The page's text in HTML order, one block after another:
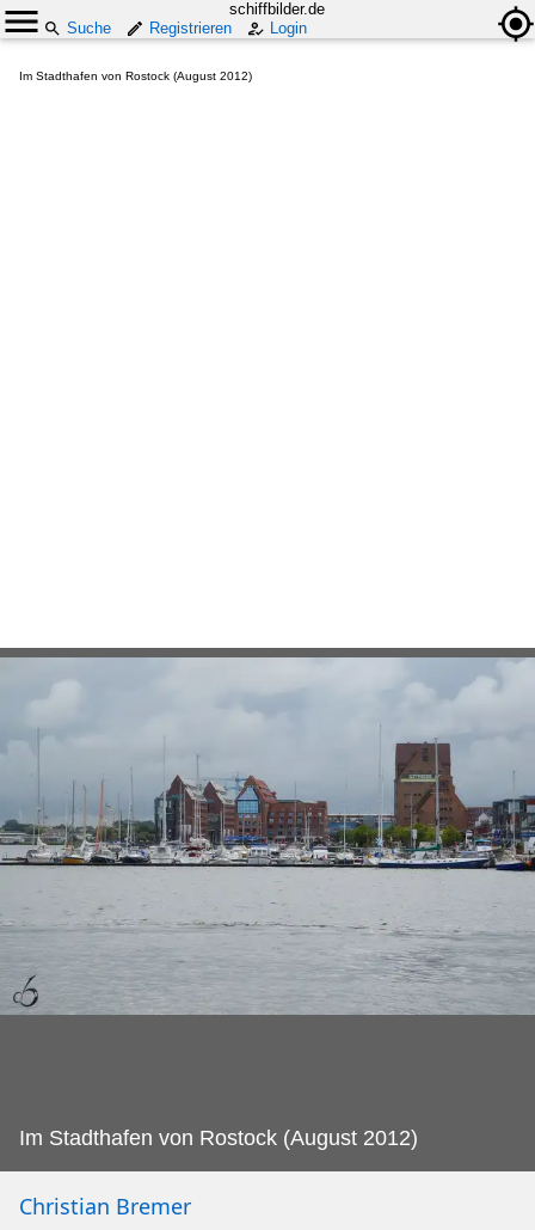
schiffbilder.de
Suche
Registrieren Login
Im Stadthafen von Rostock (August 2012)
Im Stadthafen von Rostock (August 2012)
Christian Bremer